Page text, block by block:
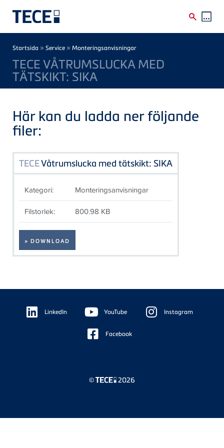
Breadcrumb
Startsida » Service » Monteringsanvisningar
TECE VÅTRUMSLUCKA MED
TÄTSKIKT: SIKA
Här kan du ladda ner följande
filer:
TECEVåtrumslucka med tätskikt: SIKA
Kategori: Monteringsanvisningar
Filstorlek: 800.98 KB
» DOWNLOAD
Floating
Sidebar LinkedIn YouTube Instagram
Facebook
© 2026